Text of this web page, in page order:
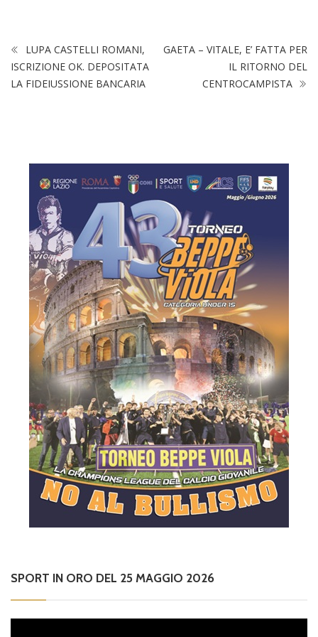
LUPA CASTELLI ROMANI,
ISCRIZIONE OK. DEPOSITATA
LA FIDEIUSSIONE BANCARIA
GAETA – VITALE, E’ FATTA PER
IL RITORNO DEL
CENTROCAMPISTA
SPORT IN ORO DEL 25 MAGGIO 2026